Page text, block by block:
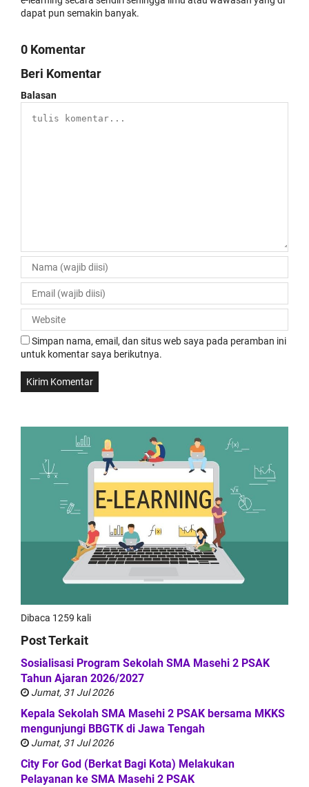
dapat pun semakin banyak.
0 Komentar
Beri Komentar
Balasan
Simpan nama, email, dan situs web saya pada peramban ini
untuk komentar saya berikutnya.
Dibaca 1259 kali
Post Terkait
Sosialisasi Program Sekolah SMA Masehi 2 PSAK
Tahun Ajaran 2026/2027
Jumat, 31 Jul 2026
Kepala Sekolah SMA Masehi 2 PSAK bersama MKKS
mengunjungi BBGTK di Jawa Tengah
Jumat, 31 Jul 2026
City For God (Berkat Bagi Kota) Melakukan
Pelayanan ke SMA Masehi 2 PSAK